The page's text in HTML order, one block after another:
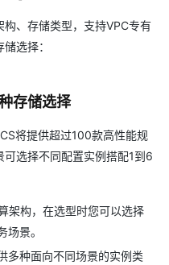
、存储类型，支持VPC专有
选择：
存储选择
将提供超过100款高性能规
选择不同配置实例搭配1到6
架构，在选型时您可以选择
景。
多种面向不同场景的实例类